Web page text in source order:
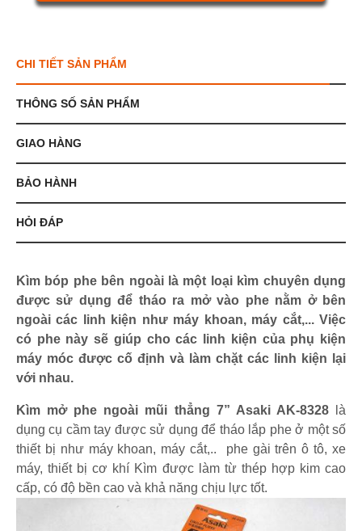
CHI TIẾT SẢN PHẨM
THÔNG SỐ SẢN PHẨM
GIAO HÀNG
BẢO HÀNH
HỎI ĐÁP
Kìm bóp phe bên ngoài là một loại kìm chuyên dụng
được sử dụng để tháo ra mở vào phe nằm ở bên
ngoài các linh kiện như máy khoan, máy cắt,... Việc
có phe này sẽ giúp cho các linh kiện của phụ kiện
máy móc được cố định và làm chặt các linh kiện lại
với nhau.
Kìm mở phe ngoài mũi thẳng 7” Asaki AK-8328là
dụng cụ cầm tay được sử dụng để tháo lắp phe ở một số
thiết bị như máy khoan, máy cắt,.. phe gài trên ô tô, xe
máy, thiết bị cơ khí Kìm được làm từ thép hợp kim cao
cấp, có độ bền cao và khả năng chịu lực tốt.